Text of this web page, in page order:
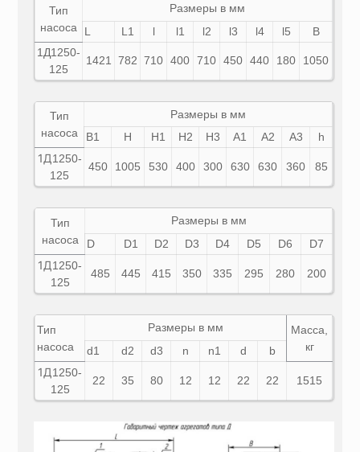
Тип
насоса
Размеры в мм
L
L1 l l1 l2 l3 l4 l5
В
1Д1250-
125
1421 782 710 400 710 450 440 180 1050
Тип
насоса
Размеры в мм
B1
Н H1 H2 H3 A1 A2 A3 h
1Д1250-
125
450 1005 530 400 300 630 630 360 85
Тип
насоса
Размеры в мм
D
D1 D2 D3 D4 D5 D6 D7
1Д1250-
125
485 445 415 350 335 295 280 200
Тип
насоса
Размеры в мм
Масса,
кг
d1 d2 d3 n n1 d b
1Д1250-
125
22 35 80 12 12 22 22 1515